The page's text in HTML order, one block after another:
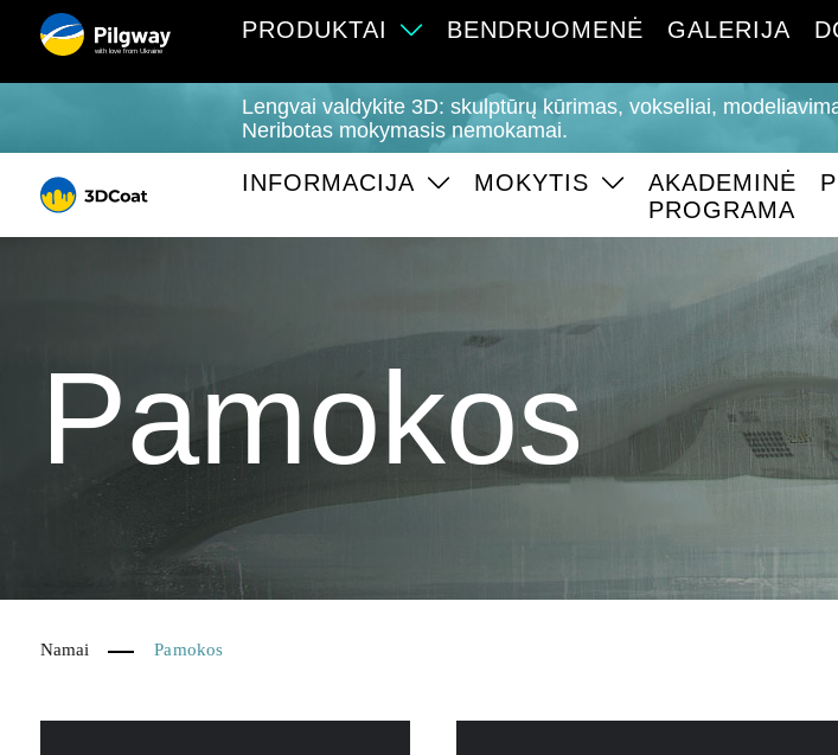
with love from Ukraine
PRODUKTAI BENDRUOMENĖ GALERIJA
Lengvai valdykite 3D: skulptūrų kūrimas, vokseliai,
Neribotas mokymasis nemokamai.
INFORMACIJA MOKYTIS
AKADEMINĖ
PROGRAMA
Pamokos
Namai Pamokos